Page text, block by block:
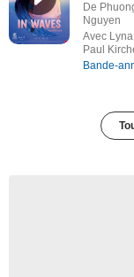
De
Nguyen
Avec
Paul
Bande-